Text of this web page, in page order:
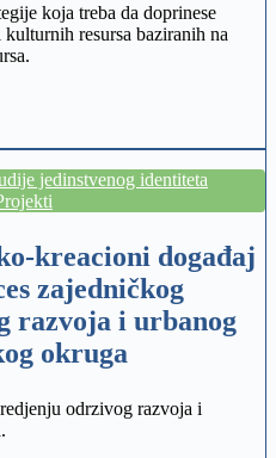
koja treba da doprinese
resursa baziranih na
jedinstvenog identiteta
kreacioni događaj
zajedničkog
razvoja i urbanog
okruga
odrzivog razvoja i